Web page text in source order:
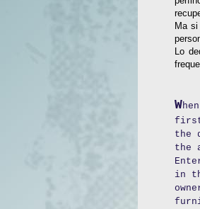
Ma
Lo
W
first
the
the
in